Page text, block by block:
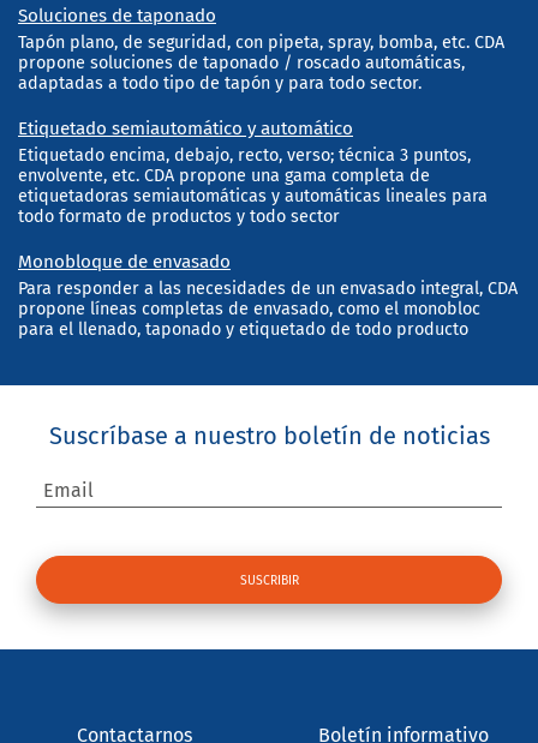
Soluciones de taponado
Tapón plano, de seguridad, con pipeta, spray, bomba, etc. CDA
propone soluciones de taponado / roscado automáticas,
adaptadas a todo tipo de tapón y para todo sector.
Etiquetado semiautomático y automático
Etiquetado encima, debajo, recto, verso; técnica 3 puntos,
envolvente, etc. CDA propone una gama completa de
etiquetadoras semiautomáticas y automáticas lineales para
todo formato de productos y todo sector
Monobloque de envasado
Para responder a las necesidades de un envasado integral, CDA
propone líneas completas de envasado, como el monobloc
para el llenado, taponado y etiquetado de todo producto
Suscríbase a nuestro boletín de noticias
Email
Contactarnos Boletín informativo